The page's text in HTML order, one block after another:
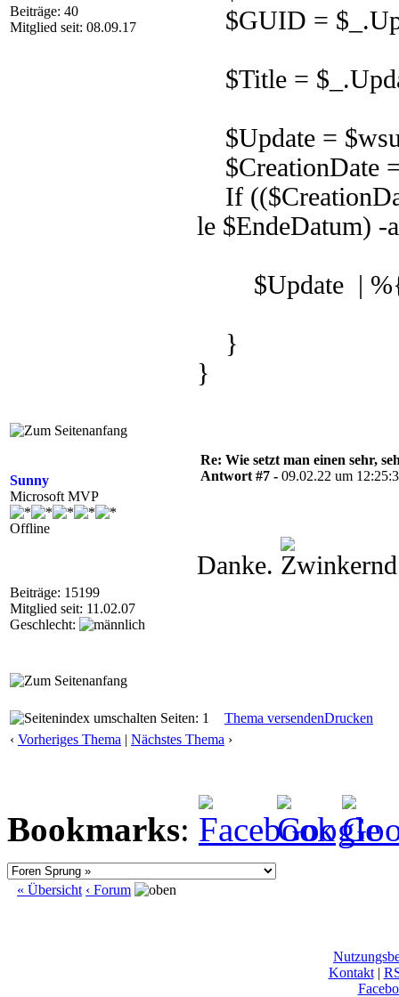
Beiträge: 40
Mitglied seit: 08.09.17
$GUID =
$Title =
$Update =
$CreationDate
If
le $EndeDatum)
$Update |
}
}
Sunny
Microsoft MVP
Offline
Beiträge: 15199
Mitglied seit: 11.02.07
Geschlecht:
Re: Wie setzt man einen sehr,
Antwort #7 - 09.02.22 um
Danke.
Seiten: 1 Thema versendenDrucken
‹ Vorheriges Thema | Nächstes Thema ›
Bookmarks:
« Übersicht ‹ Forum
Kontakt|